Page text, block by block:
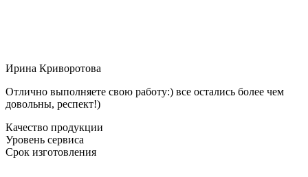
Ирина Криворотова
Отлично выполняете свою работу:) все остались более чем
довольны, респект!)
Качество продукции
Уровень сервиса
Срок изготовления